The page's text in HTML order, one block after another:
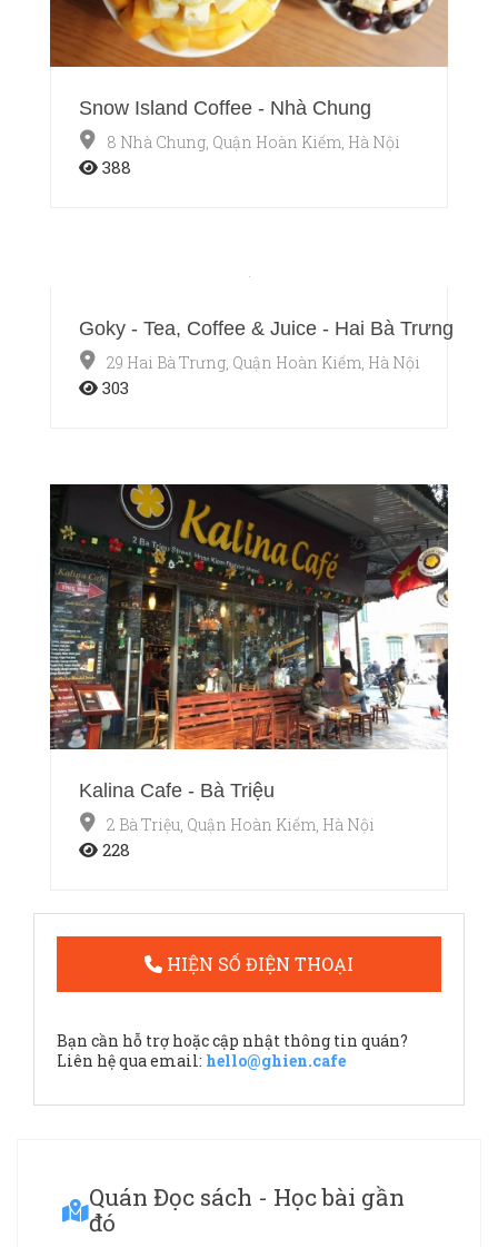
Snow Island Coffee - Nhà Chung
8 Nhà Chung, Quận Hoàn Kiếm, Hà Nội
388
Goky - Tea, Coffee & Juice - Hai Bà Trưng
29 Hai Bà Trưng, Quận Hoàn Kiếm, Hà Nội
303
Kalina Cafe - Bà Triệu
2 Bà Triệu, Quận Hoàn Kiếm, Hà Nội
228
HIỆN SỐ ĐIỆN THOẠI
Bạn cần hỗ trợ hoặc cập nhật thông tin quán?
Liên hệ qua email: hello@ghien.cafe
Quán Đọc sách - Học bài gần
đó